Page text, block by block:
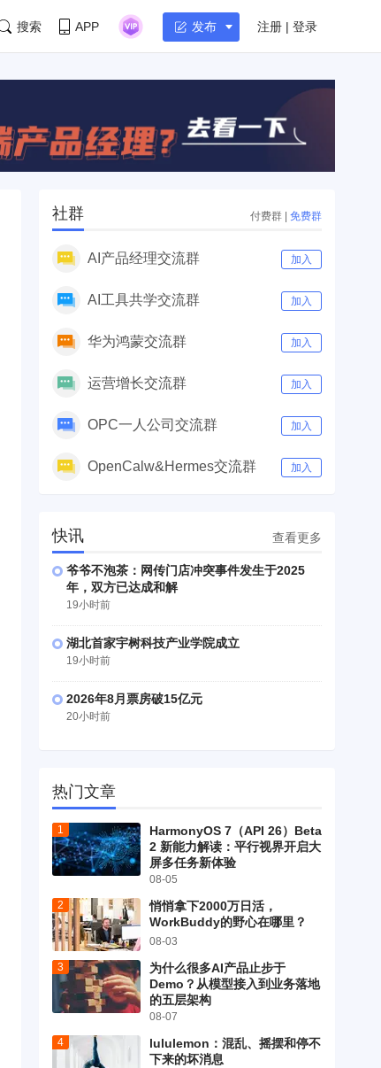
搜索 APP 发布 注册 | 登录
社群 付费群 | 免费群
AI产品经理交流群 加入
AI工具共学交流群 加入
华为鸿蒙交流群 加入
运营增长交流群 加入
OPC一人公司交流群 加入
OpenCalw&Hermes交流群 加入
快讯 查看更多
爷爷不泡茶：网传门店冲突事件发生于2025
年，双方已达成和解
19小时前
湖北首家宇树科技产业学院成立
19小时前
2026年8月票房破15亿元
20小时前
热门文章
HarmonyOS 7（API 26）Beta
2 新能力解读：平行视界开启大
屏多任务新体验
08-05
悄悄拿下2000万日活，
WorkBuddy的野心在哪里？
08-03
为什么很多AI产品止步于
Demo？从模型接入到业务落地
的五层架构
08-07
lululemon：混乱、摇摆和停不
下来的坏消息